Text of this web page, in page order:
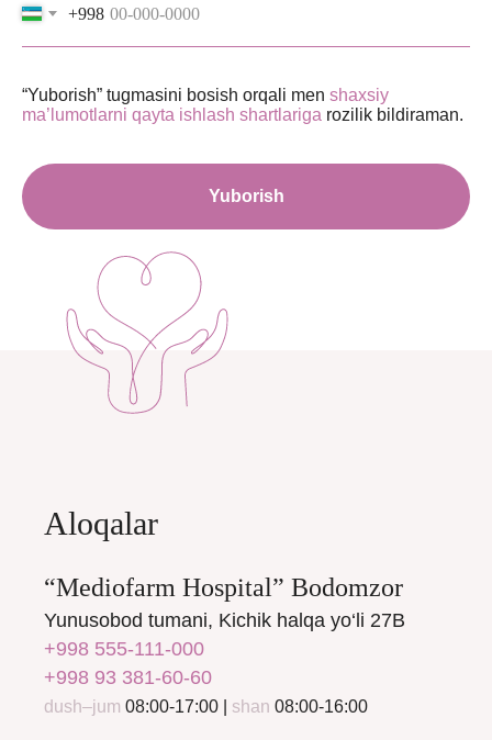
+998
“Yuborish” tugmasini bosish orqali men shaxsiy
ma’lumotlarni qayta ishlash shartlariga rozilik bildiraman.
Yuborish
Aloqalar
“Mediofarm Hospital” Bodomzor
Yunusobod tumani, Kichik halqa yo‘li 27B
+998 555-111-000
+998 93 381-60-60
dush–jum 08:00-17:00 | shan 08:00-16:00